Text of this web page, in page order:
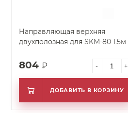
Направляющая верхняя
двухполозная для SKM-80 1.5м
804 ₽ - +
ДОБАВИТЬ В КОРЗИНУ